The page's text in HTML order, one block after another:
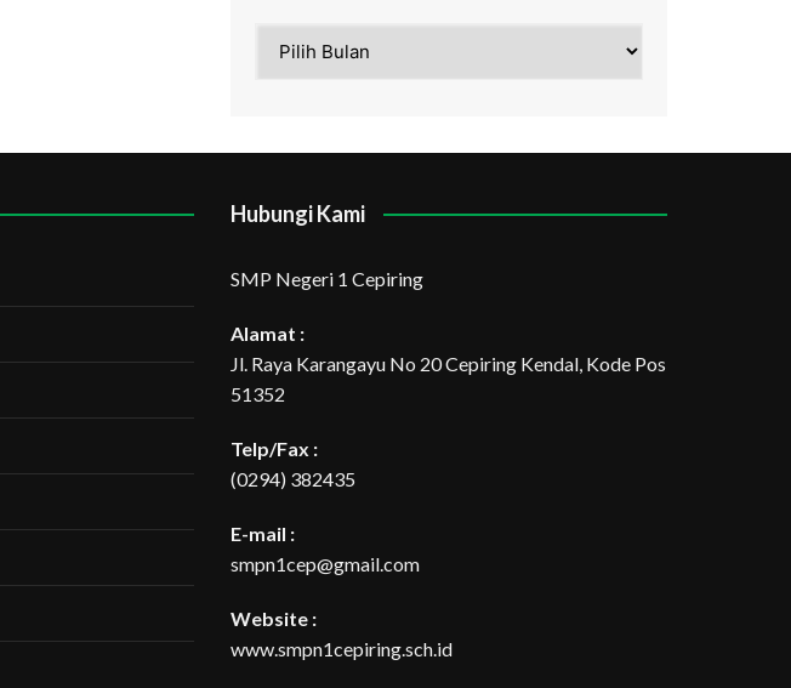
Hubungi Kami
SMP Negeri 1 Cepiring
Alamat :
Jl. Raya Karangayu No 20 Cepiring Kendal, Kode Pos
51352
Telp/Fax :
(0294) 382435
E-mail :
smpn1cep@gmail.com
Website :
www.smpn1cepiring.sch.id